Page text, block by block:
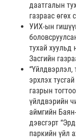
даатгалын
газраас өгөх
УИХ-ын
тухай хуульд
Засгийн
“Үйлдвэрлэл,
эрхлэх
газрын
үйлдвэрийн
аймгийн
дэвсгэрт
паркийн үйл